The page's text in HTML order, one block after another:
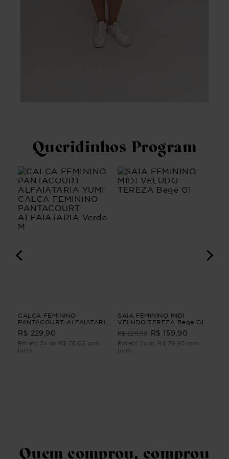
Queridinhos Program
CALÇA FEMININO
PANTACOURT ALFAIATARIA
YUMI CALÇA FEMININO
PANTACOURT ALFAIATARIA
Verde M
R$ 229,90
Em até 3x de R$ 76,63 sem
juros
SAIA FEMININO MIDI
VELUDO TEREZA Bege G1
R$ 229,90 R$ 159,90
Em até 2x de R$ 79,95 sem
juros
Quem comprou, comprou